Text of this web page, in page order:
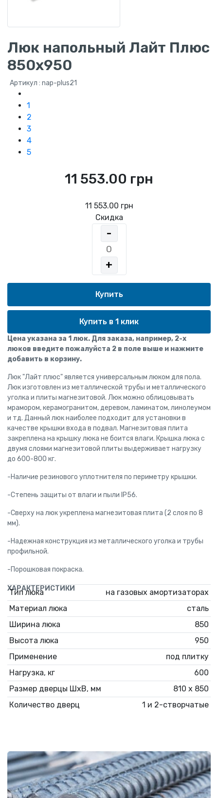
Люк напольный Лайт Плюс
850х950
Артикул : nap-plus21
1
2
3
4
5
11 553.00 грн
11 553.00 грн
Скидка
-
+
Купить в 1 клик
Цена указана за 1 люк. Для заказа, например, 2-х
люков введите пожалуйста 2 в поле выше и нажмите
добавить в корзину.
Люк "Лайт плюс" является универсальным люком для пола.
Люк изготовлен из металлической трубы и металлического
уголка и плиты магнезитовой. Люк можно облицовывать
мрамором, керамогранитом, деревом, ламинатом, линолеумом
и тд. Данный люк наиболее подходит для установки в
качестве крышки входа в подвал. Магнезитовая плита
закреплена на крышку люка не боится влаги. Крышка люка с
двумя слоями магнезитовой плиты выдерживает нагрузку
до 600-800 кг.
-Наличие резинового уплотнителя по периметру крышки.
-Степень защиты от влаги и пыли IP56.
-Сверху на люк укреплена магнезитовая плита (2 слоя по 8
мм).
-Надежная конструкция из металлического уголка и трубы
профильной.
-Порошковая покраска.
ХАРАКТЕРИСТИКИ
Тип люка
на газовых амортизаторах
Материал люка
сталь
Ширина люка
850
Высота люка
950
Применение
под плитку
Нагрузка, кг
600
Размер дверцы ШхВ, мм
810 х 850
Количество дверц
1 и 2-створчатые